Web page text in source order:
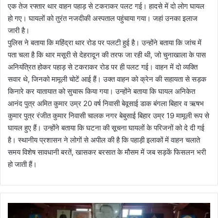
एक तेज रफ्तार थार वाहन पहाड़ से टकराकर पलट गई। हादसे में दो लोग घायल
हो गए। घायलों को तुरंत नजदीकी अस्पताल पहुंचाया गया। जहां उनका इलाज
जारी है।
पुलिस ने बताया कि महिंद्रा थार रोड पर पलटी हुई है। उन्होंने बताया कि जांच में
पता चला है कि थार मसूरी से देहरादून की तरफ जा रही थी, जो चुनाखाला के पास
अनियंत्रित होकर पहाड़ से टकराकर रोड पर ही पलट गई। वाहन में दो व्यक्ति
सवार थे, जिनको मामूली चोटें आई हैं। उक्त वाहन को क्रेन की सहायता से सड़क
किनारे कर यातायात को सुचारू किया गया। उन्होंने बताया कि घायल अनिकेत
आनंद पुत्र अमित कुमार उम्र 20 वर्ष निवासी बेवूसाई डाक बंगला बिहार व ऋषभ
कुमार पुत्र रंजीत कुमार निवासी चालक नगर बेबुसाई बिहार उम्र 19 मामूली रूप से
घायल हुए हैं। उन्होंने बताया कि घटना की सूचना घायलों के परिजनों को दे दी गई
है। स्थानीय प्रशासन ने लोगों से अपील की है कि पहाड़ी इलाकों में वाहन चलाते
समय विशेष सावधानी बरतें, खासकर बरसात के मौसम में जब सड़कें फिसलन भरी
हो जाती हैं।